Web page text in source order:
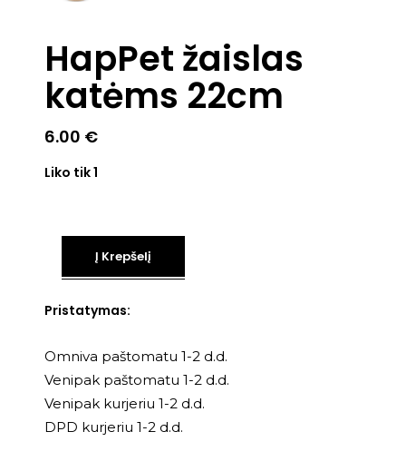
HapPet žaislas
katėms 22cm
6.00 €
Liko tik 1
Į Krepšelį
Pristatymas:
Omniva paštomatu 1-2 d.d.
Venipak paštomatu 1-2 d.d.
Venipak kurjeriu 1-2 d.d.
DPD kurjeriu 1-2 d.d.